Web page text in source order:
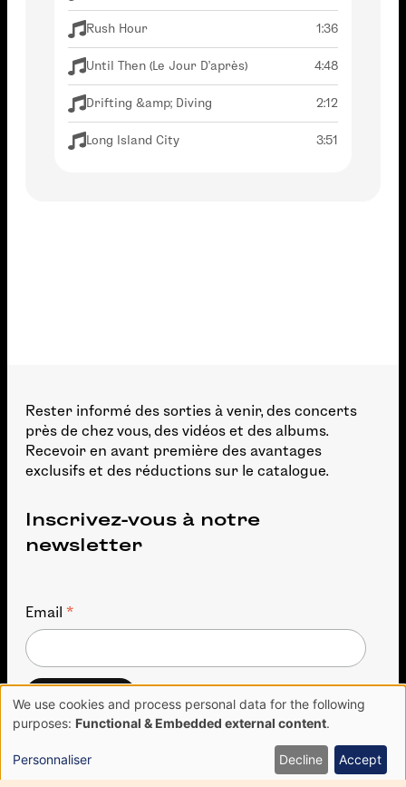
Rush Hour 1:36
Until Then (Le Jour D'après) 4:48
Drifting &amp; Diving 2:12
Long Island City 3:51
Rester informé des sorties à venir, des concerts
près de chez vous, des vidéos et des albums.
Recevoir en avant première des avantages
exclusifs et des réductions sur le catalogue.
Inscrivez-vous à notre
newsletter
Email *
Use
of
personal
data
We use cookies and process personal data for the following
purposes: Functional & Embedded external content.
Personnaliser Decline Accept